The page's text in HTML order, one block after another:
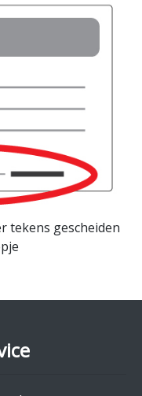
tekens gescheiden